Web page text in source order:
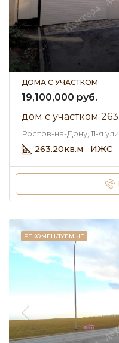
ДОМА С УЧАСТКОМ
19,100,000 руб.
Ростов-на-Дону, 11-я
263.20кв.м ИЖС
РЕКОМЕНДУЕМЫЕ